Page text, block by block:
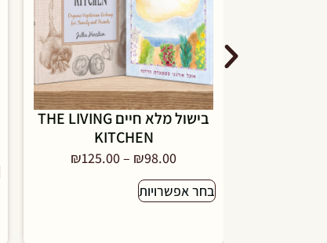
בישול מלא חיים THE LIVING
KITCHEN
₪98.00
–
₪125.00
בחר אפשרויות